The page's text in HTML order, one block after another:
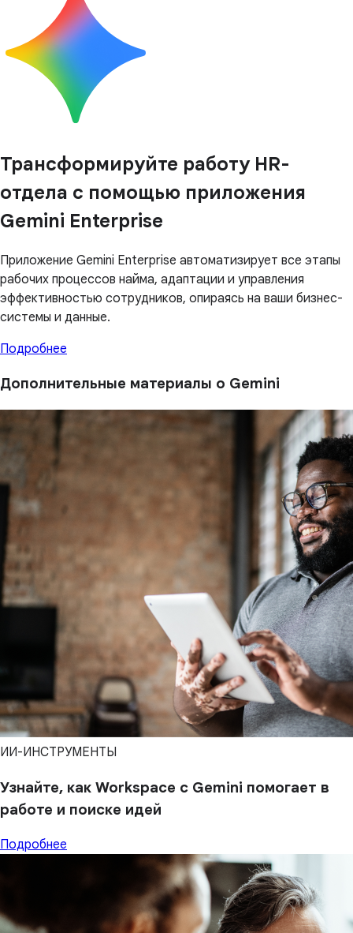
Трансформируйте работу HR-
отдела с помощью приложения
Gemini Enterprise
Приложение Gemini Enterprise автоматизирует все этапы
рабочих процессов найма, адаптации и управления
эффективностью сотрудников, опираясь на ваши бизнес-
системы и данные.
Подробнее
Дополнительные материалы о Gemini
ИИ-ИНСТРУМЕНТЫ
Узнайте, как Workspace с Gemini помогает в
работе и поиске идей
Подробнее